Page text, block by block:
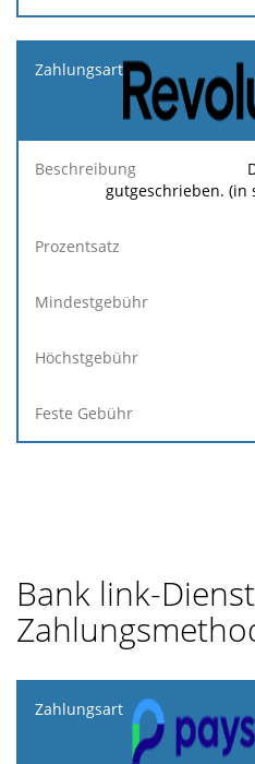
gutgeschrieben. (in
Bank link-
Zahlungsart